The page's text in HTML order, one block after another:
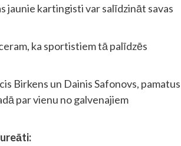
jaunie kartingisti var salīdzināt savas
ka sportistiem tā palīdzēs
Birkens un Dainis Safonovs, pamatus
par vienu no galvenajiem